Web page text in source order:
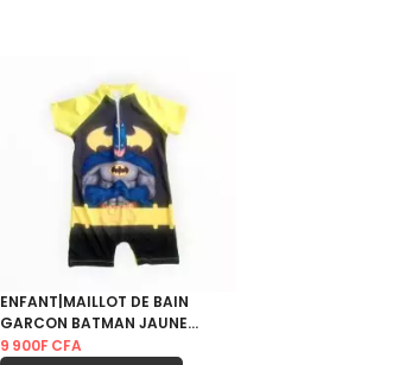
ENFANT|MAILLOT DE BAIN
GARCON BATMAN JAUNE
NOIR|4M- 5Ans
9 900F CFA